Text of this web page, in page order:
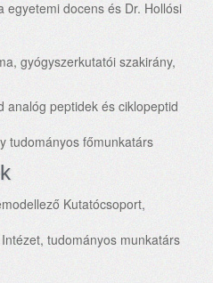
egyetemi docens és Dr. Hollósi
gyógyszerkutatói szakirány,
analóg peptidek és ciklopeptid
tudományos főmunkatárs
Kutatócsoport,
tudományos munkatárs